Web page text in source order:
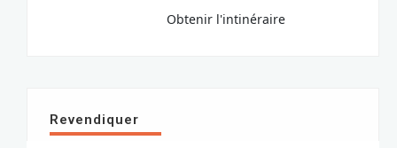
Obtenir l'intinéraire
Revendiquer